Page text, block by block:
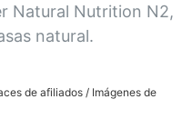
Natural Nutrition N2,
natural.
de afiliados / Imágenes de